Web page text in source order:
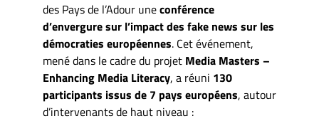
des Pays de l’Adour uneconférence
d’envergure sur l’impact des fake news sur les
démocraties européennes. Cet événement,
mené dans le cadre du projet Media Masters –
Enhancing Media Literacy, a réuni 130
participants issus de 7 pays européens, autour
d’intervenants de haut niveau :